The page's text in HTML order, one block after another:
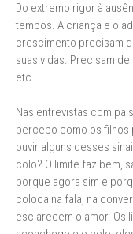
Do extremo rigor à
tempos. A criança e o
crescimento precisam
suas vidas. Precisam
etc.
Nas entrevistas com
percebo como os filhos
ouvir alguns desses
colo? O limite faz bem,
porque agora sim e
coloca na fala, na
esclarecem o amor. Os